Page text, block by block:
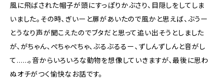
風に飛ばされた帽子が頭にすっぽりかぶさり、目隠しをしてしま
いました。その時、ぎいーと扉があいたので風かと思えば、ぶうー
とうなり声が聞こえたのでブタだと思って追い出そうとしました
が、がちゃん、ぺちゃぺちゃ、ぶるぶるるー、ずしんずしんと音がし
て……。音からいろいろな動物を想像していきますが、最後に思わ
ぬオチがつく愉快なお話です。